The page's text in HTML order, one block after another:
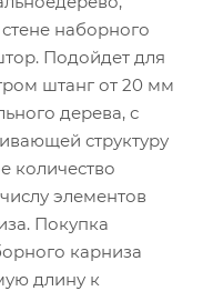
наборного
Подойдет для
штанг от 20 мм
дерева, с
структуру
количество
элементов
Покупка
карниза
длину к